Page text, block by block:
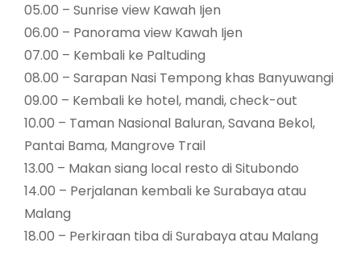
05.00 – Sunrise view Kawah Ijen
06.00 – Panorama view Kawah Ijen
07.00 – Kembali ke Paltuding
08.00 – Sarapan Nasi Tempong khas Banyuwangi
09.00 – Kembali ke hotel, mandi, check-out
10.00 – Taman Nasional Baluran, Savana Bekol,
Pantai Bama, Mangrove Trail
13.00 – Makan siang local resto di Situbondo
14.00 – Perjalanan kembali ke Surabaya atau
Malang
18.00 – Perkiraan tiba di Surabaya atau Malang